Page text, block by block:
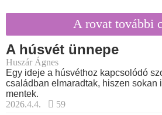
A rovat további
A húsvét ünnepe
Huszár Ágnes
Egy ideje a húsvéthoz kapcsolódó
családban elmaradtak, hiszen sokan
mentek.
2026.4.4.
59